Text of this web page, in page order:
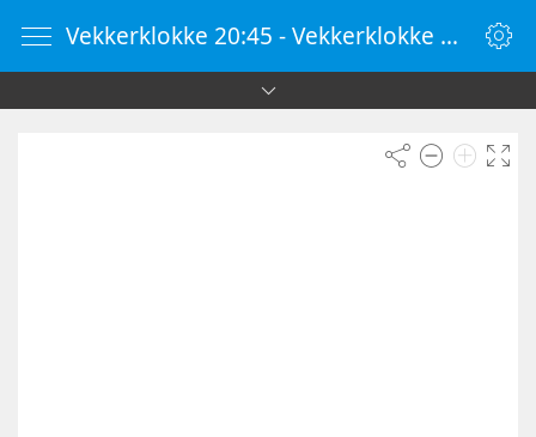
Vekkerklokke 20:45 - Vekkerklokke Online